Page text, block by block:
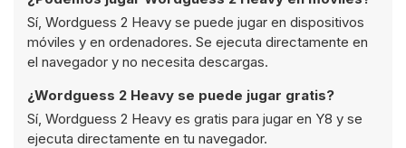
Sí, Wordguess 2 Heavy se puede jugar en dispositivos
móviles y en ordenadores. Se ejecuta directamente en
el navegador y no necesita descargas.
¿Wordguess 2 Heavy se puede jugar gratis?
Sí, Wordguess 2 Heavy es gratis para jugar en Y8 y se
ejecuta directamente en tu navegador.